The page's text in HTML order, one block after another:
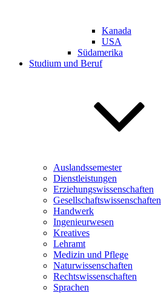
Kanada
USA
Südamerika
Studium und Beruf
Auslandssemester
Dienstleistungen
Erziehungswissenschaften
Gesellschaftswissenschaften
Handwerk
Ingenieurwesen
Kreatives
Lehramt
Medizin und Pflege
Naturwissenschaften
Rechtswissenschaften
Sprachen